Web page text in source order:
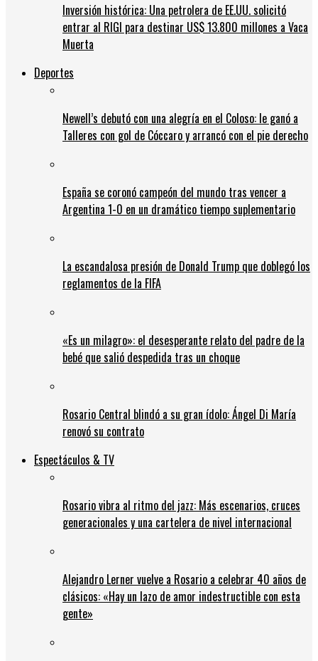
Inversión histórica: Una petrolera de EE.UU. solicitó
entrar al RIGI para destinar US$ 13.800 millones a Vaca
Muerta
Deportes
Newell’s debutó con una alegría en el Coloso: le ganó a
Talleres con gol de Cóccaro y arrancó con el pie derecho
España se coronó campeón del mundo tras vencer a
Argentina 1-0 en un dramático tiempo suplementario
La escandalosa presión de Donald Trump que doblegó los
reglamentos de la FIFA
«Es un milagro»: el desesperante relato del padre de la
bebé que salió despedida tras un choque
Rosario Central blindó a su gran ídolo: Ángel Di María
renovó su contrato
Espectáculos & TV
Rosario vibra al ritmo del jazz: Más escenarios, cruces
generacionales y una cartelera de nivel internacional
Alejandro Lerner vuelve a Rosario a celebrar 40 años de
clásicos: «Hay un lazo de amor indestructible con esta
gente»